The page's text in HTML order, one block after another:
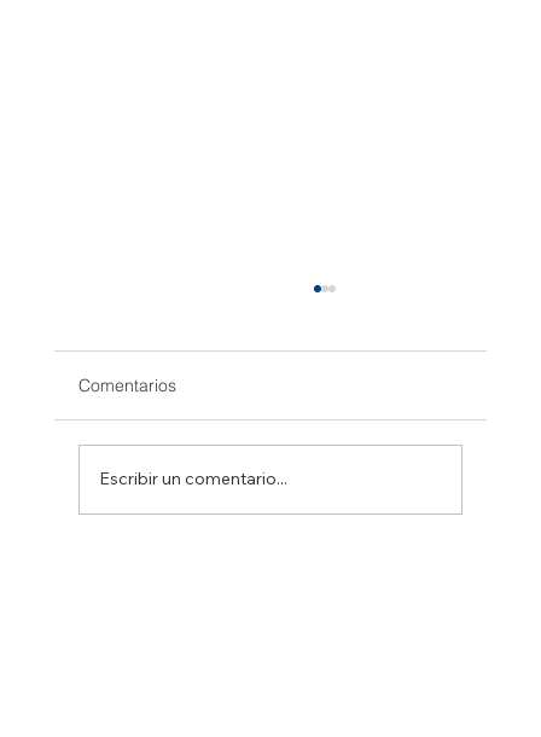
Comentarios
Escribir un comentario...